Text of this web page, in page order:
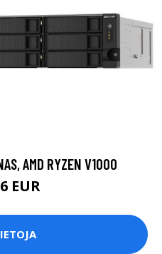
AMD RYZEN V1000
EUR